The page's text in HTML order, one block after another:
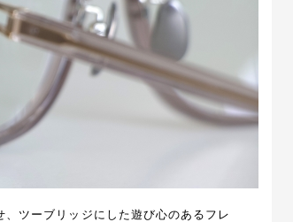
、ツーブリッジにした遊び心のあるフレ